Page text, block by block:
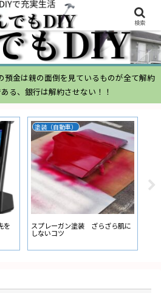
預金は親の面倒を見ているものが全て解約
る、銀行は解約させない！！
を
塗装（自動車）
スプレーガン塗装 ざらざら肌に
しないコツ
ム
検索